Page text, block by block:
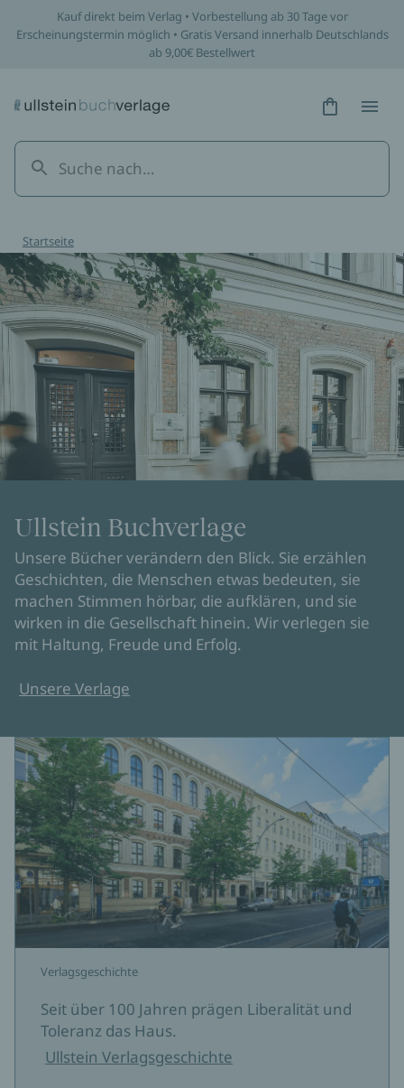
Kauf direkt beim Verlag • Vorbestellung ab 30 Tage vor
Erscheinungstermin möglich • Gratis Versand innerhalb Deutschlands
ab 9,00€ Bestellwert
Hidden
Startseite
Ullstein Buchverlage
Unsere Bücher verändern den Blick. Sie erzählen
Geschichten, die Menschen etwas bedeuten, sie
machen Stimmen hörbar, die aufklären, und sie
wirken in die Gesellschaft hinein. Wir verlegen sie
mit Haltung, Freude und Erfolg.
Unsere Verlage
Verlagsgeschichte
Seit über 100 Jahren prägen Liberalität und
Toleranz das Haus.
Ullstein Verlagsgeschichte